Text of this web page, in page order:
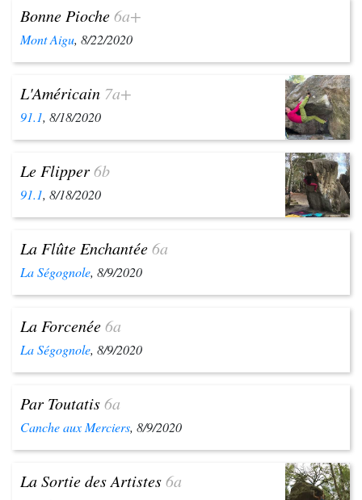
Bonne Pioche6a+
Mont Aigu, 8/22/2020
L'Américain 7a+
91.1, 8/18/2020
Le Flipper6b
91.1, 8/18/2020
La Flûte Enchantée6a
La Ségognole, 8/9/2020
La Forcenée6a
La Ségognole, 8/9/2020
Par Toutatis6a
Canche aux Merciers, 8/9/2020
La Sortie des Artistes6a